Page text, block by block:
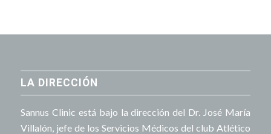
LA DIRECCIÓN
Sannus Clinic está bajo la dirección del Dr. José María
Villalón, jefe de los Servicios Médicos del club Atlético